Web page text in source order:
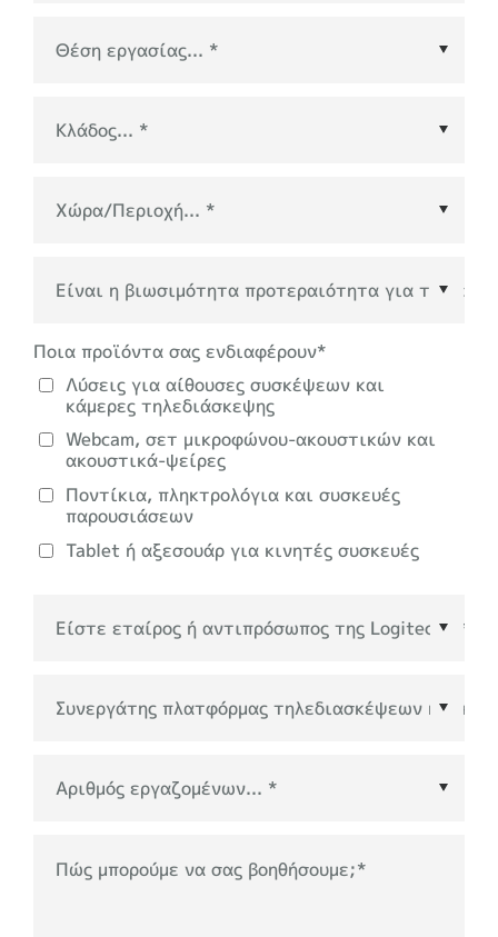
Χώρα/Περιοχή *
Ποια προϊόντα σας ενδιαφέρουν*
Λύσεις για αίθουσες συσκέψεων και
κάμερες τηλεδιάσκεψης
Webcam, σετ μικροφώνου-ακουστικών και
ακουστικά-ψείρες
Ποντίκια, πληκτρολόγια και συσκευές
παρουσιάσεων
Tablet ή αξεσουάρ για κινητές συσκευές
Συνεργάτης πλατφόρμας τηλεδιασκέψεων ή
οικοσυστήματος
Πώς μπορούμε να σας βοηθήσουμε;*